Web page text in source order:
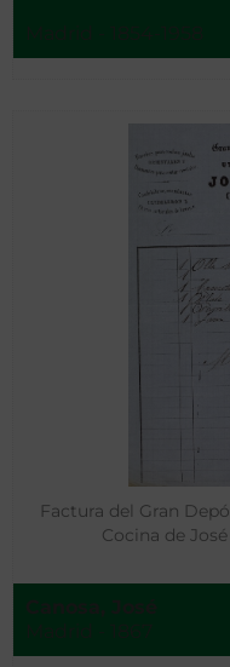
Factura del Gran
Cocina de